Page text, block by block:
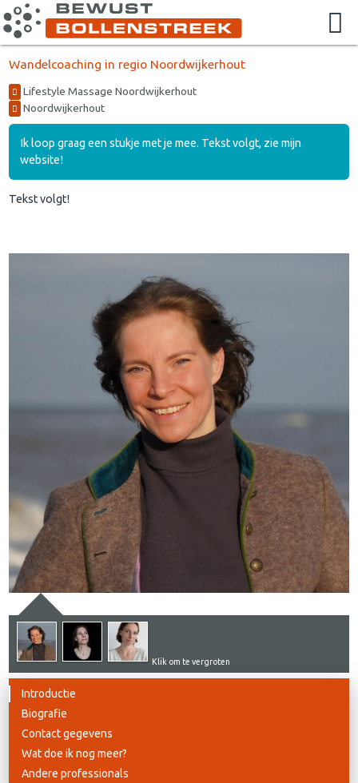
Wandelcoaching in regio Noordwijkerhout
Lifestyle Massage Noordwijkerhout
Noordwijkerhout
Ik loop graag een stukje met je mee. Tekst volgt, zie mijn
website!
Tekst volgt!
Klik om te vergroten
Introductie
Biografie
Contact gegevens
Wat doe ik nog meer?
Andere professionals